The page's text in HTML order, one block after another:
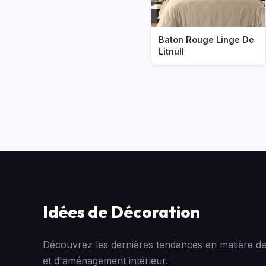
Baton Rouge Linge De
Litnull
Idées de Décoration
Découvrez les dernières tendances en matière
et d'aménagement intérieur.